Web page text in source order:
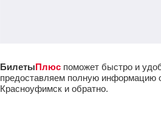
БилетыПлюс поможет быстро и
предоставляем полную информацию
Красноуфимск и обратно.